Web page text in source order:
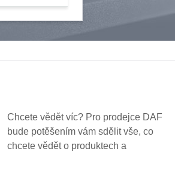
Chcete vědět víc? Pro prodejce DAF
bude potěšením vám sdělit vše, co
chcete vědět o produktech a